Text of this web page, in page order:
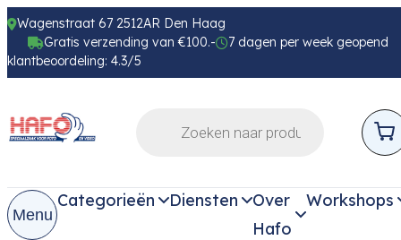
Wagenstraat 67 2512AR Den Haag
Gratis verzending van €100.-
7 dagen per week geopend
klantbeoordeling: 4.3/5
Menu
Categorieën Diensten
Over
Hafo
Workshops